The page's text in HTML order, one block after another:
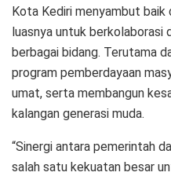
Kota Kediri menyambut baik
luasnya untuk berkolaborasi
berbagai bidang. Terutama
program pemberdayaan
umat, serta membangun
kalangan generasi muda.
“Sinergi antara pemerintah
salah satu kekuatan besar